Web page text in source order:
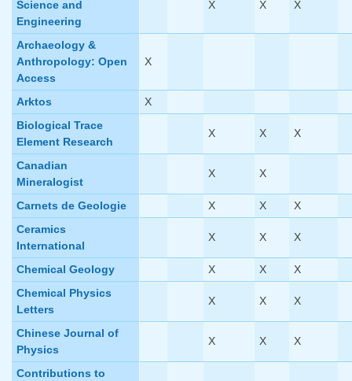
Science and
Engineering
X X X
Archaeology &
Anthropology: Open
Access
X
Arktos
X
Biological Trace
Element Research
X X X
Canadian
Mineralogist
X X
Carnets de Geologie X X
X
Ceramics
International
X X X
Chemical Geology X X
X
Chemical Physics
Letters
X X X
Chinese Journal of
Physics
X X X
Contributions to